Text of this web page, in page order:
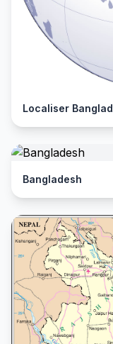
Localiser
Bangladesh